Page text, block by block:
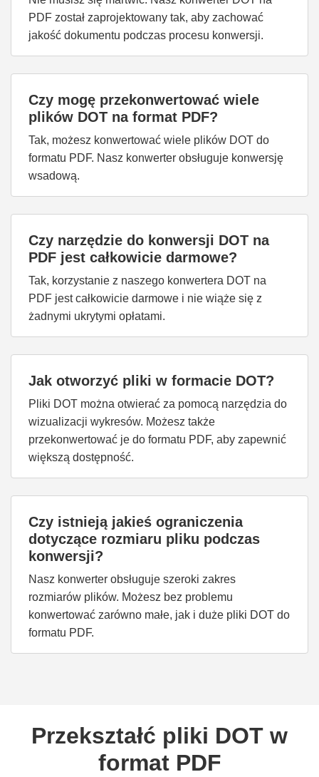
PDF został zaprojektowany tak, aby zachować
jakość dokumentu podczas procesu konwersji.
Czy mogę przekonwertować wiele
plików DOT na format PDF?
Tak, możesz konwertować wiele plików DOT do
formatu PDF. Nasz konwerter obsługuje konwersję
wsadową.
Czy narzędzie do konwersji DOT na
PDF jest całkowicie darmowe?
Tak, korzystanie z naszego konwertera DOT na
PDF jest całkowicie darmowe i nie wiąże się z
żadnymi ukrytymi opłatami.
Jak otworzyć pliki w formacie DOT?
Pliki DOT można otwierać za pomocą narzędzia do
wizualizacji wykresów. Możesz także
przekonwertować je do formatu PDF, aby zapewnić
większą dostępność.
Czy istnieją jakieś ograniczenia
dotyczące rozmiaru pliku podczas
konwersji?
Nasz konwerter obsługuje szeroki zakres
rozmiarów plików. Możesz bez problemu
konwertować zarówno małe, jak i duże pliki DOT do
formatu PDF.
Przekształć pliki DOT w
format PDF